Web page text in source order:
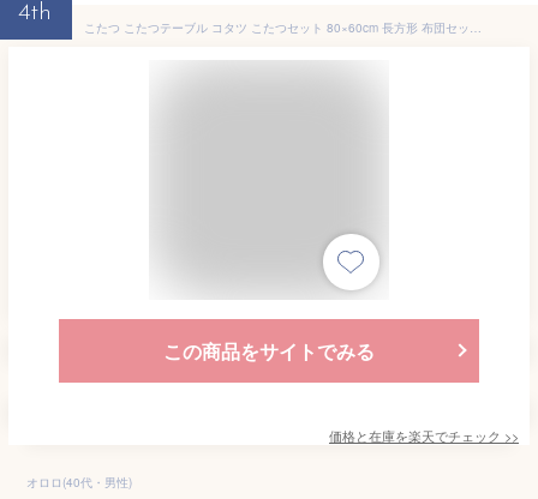
4th
こたつ こたつテーブル コタツ こたつセット 80×60cm 長方形 布団セット こたつ布団 おしゃれ 一人用 ヒーター 折れ脚 折りたたみこたつ 折りたたみ 折れ脚 長方形 省スペース 新生活 山善 YAMAZEN 【送料無料】
この商品をサイトでみる
価格と在庫を楽天でチェック >>
オロロ(40代・男性)